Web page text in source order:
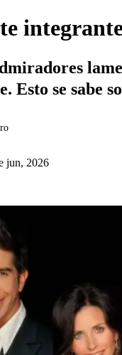
Esto se sabe
jun, 2026